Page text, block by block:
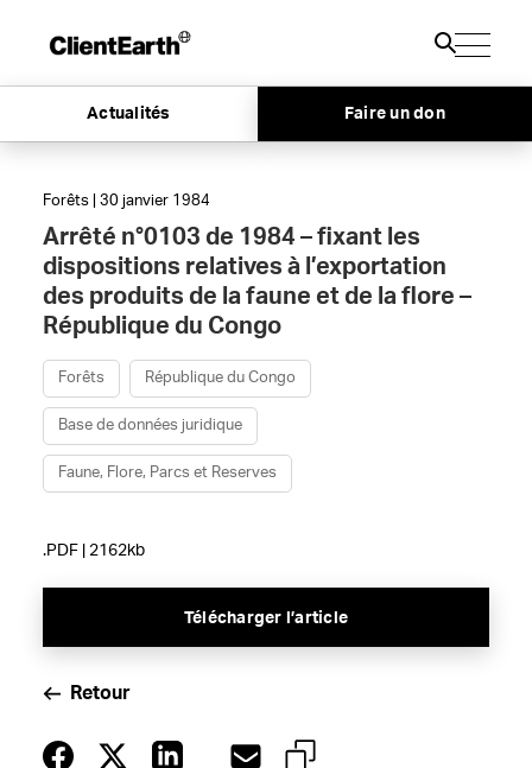
Actualités Faire un don
Forêts | 30 janvier 1984
Arrêté n°0103 de 1984 – fixant les
dispositions relatives à l’exportation
des produits de la faune et de la flore –
République du Congo
Forêts République du Congo
Base de données juridique
Faune, Flore, Parcs et Reserves
.PDF | 2162kb
Télécharger l’article
Retour